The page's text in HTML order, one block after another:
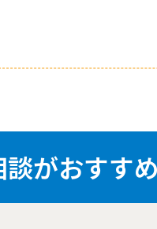
がおすす